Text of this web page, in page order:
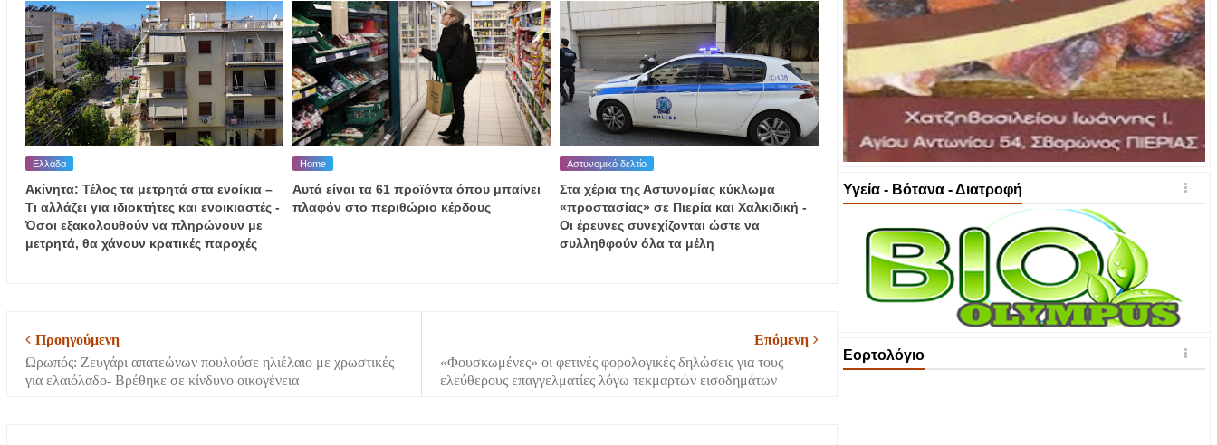
Ελλάδα
Ακίνητα: Τέλος τα μετρητά στα ενοίκια –
Τι αλλάζει για ιδιοκτήτες και ενοικιαστές -
Όσοι εξακολουθούν να πληρώνουν με
μετρητά, θα χάνουν κρατικές παροχές
Home
Αυτά είναι τα 61 προϊόντα όπου μπαίνει
πλαφόν στο περιθώριο κέρδους
Αστυνομικό δελτίο
Στα χέρια της Αστυνομίας κύκλωμα
«προστασίας» σε Πιερία και Χαλκιδική -
Οι έρευνες συνεχίζονται ώστε να
συλληθφούν όλα τα μέλη
Επόμενη
«Φουσκωμένες» οι φετινές φορολογικές δηλώσεις για τους
ελεύθερους επαγγελματίες λόγω τεκμαρτών εισοδημάτων
Προηγούμενη
Ωρωπός: Ζευγάρι απατεώνων πουλούσε ηλιέλαιο με χρωστικές
για ελαιόλαδο- Bρέθηκε σε κίνδυνο οικογένεια
Υγεία - Βότανα - Διατροφή
Εορτολόγιο